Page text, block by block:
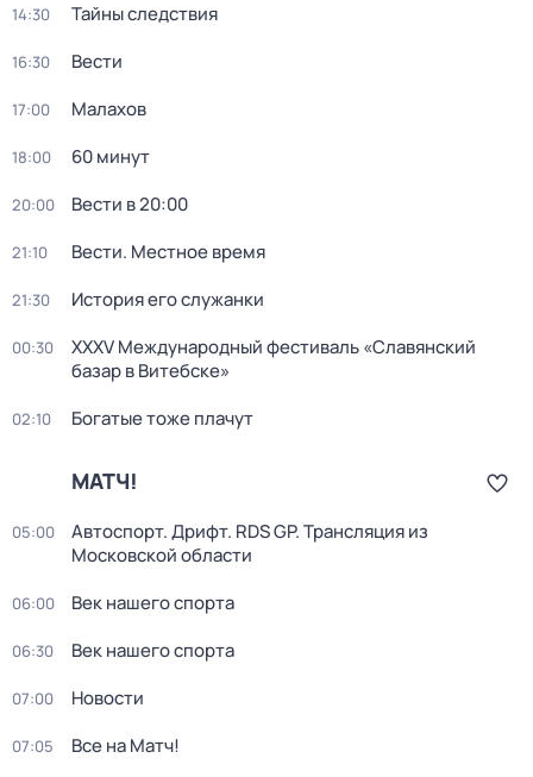
14:30 Тайны следствия
16:30 Вести
17:00 Малахов
18:00 60 минут
20:00 Вести в 20:00
21:10 Вести. Местное время
21:30 История его служанки
00:30
XXXV Международный фестиваль «Славянский
базар в Витебске»
02:10 Богатые тоже плачут
МАТЧ!
05:00
Автоспорт. Дрифт. RDS GP. Трансляция из
Московской области
06:00 Век нашего спорта
06:30 Век нашего спорта
07:00 Новости
07:05 Все на Матч!